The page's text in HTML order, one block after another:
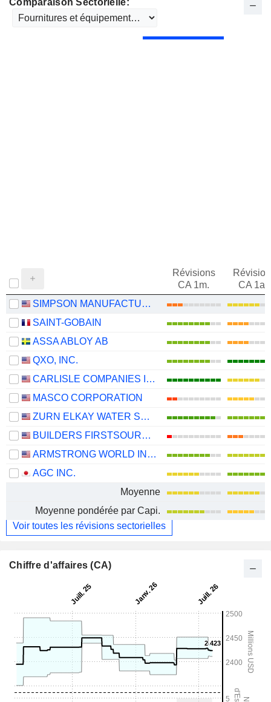
Comparaison Sectorielle:
Révisions
CA 1m.
CA 1an
SIMPSON MANUFACTURING CO., INC.
SAINT-GOBAIN
ASSA ABLOY AB
QXO, INC.
CARLISLE COMPANIES INCORPORATED
MASCO CORPORATION
ZURN ELKAY WATER SOLUTIONS CORPORATION
BUILDERS FIRSTSOURCE, INC.
ARMSTRONG WORLD INDUSTRIES, INC.
AGC INC.
Moyenne
Moyenne pondérée par Capi.
Voir toutes les révisions sectorielles
Chiffre d'affaires (CA)